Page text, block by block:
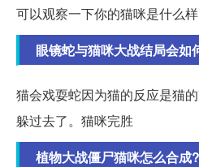
可以观察一下你的猫咪是什么样
眼镜蛇与猫咪大战结局会如
猫会戏耍蛇因为猫的反应是猫
躲过去了。猫咪完胜
植物大战僵尸猫咪怎么合成?